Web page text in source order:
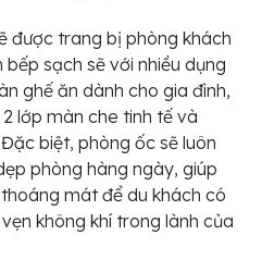
được trang bị phòng khách
sạch sẽ với nhiều dụng
ghế ăn dành cho gia đình,
lớp màn che tinh tế và
biệt, phòng ốc sẽ luôn
phòng hàng ngày, giúp
mát để du khách có
không khí trong lành của